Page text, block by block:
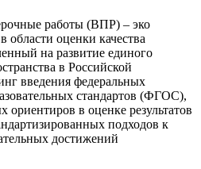
работы (ВПР) – эко
области оценки качества
на развитие единого
в Российской
введения федеральных
стандартов (ФГОС),
в оценке результатов
подходов к
достижений